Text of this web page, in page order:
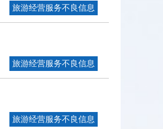
旅游经营服务不良信息
旅游经营服务不良信息
旅游经营服务不良信息